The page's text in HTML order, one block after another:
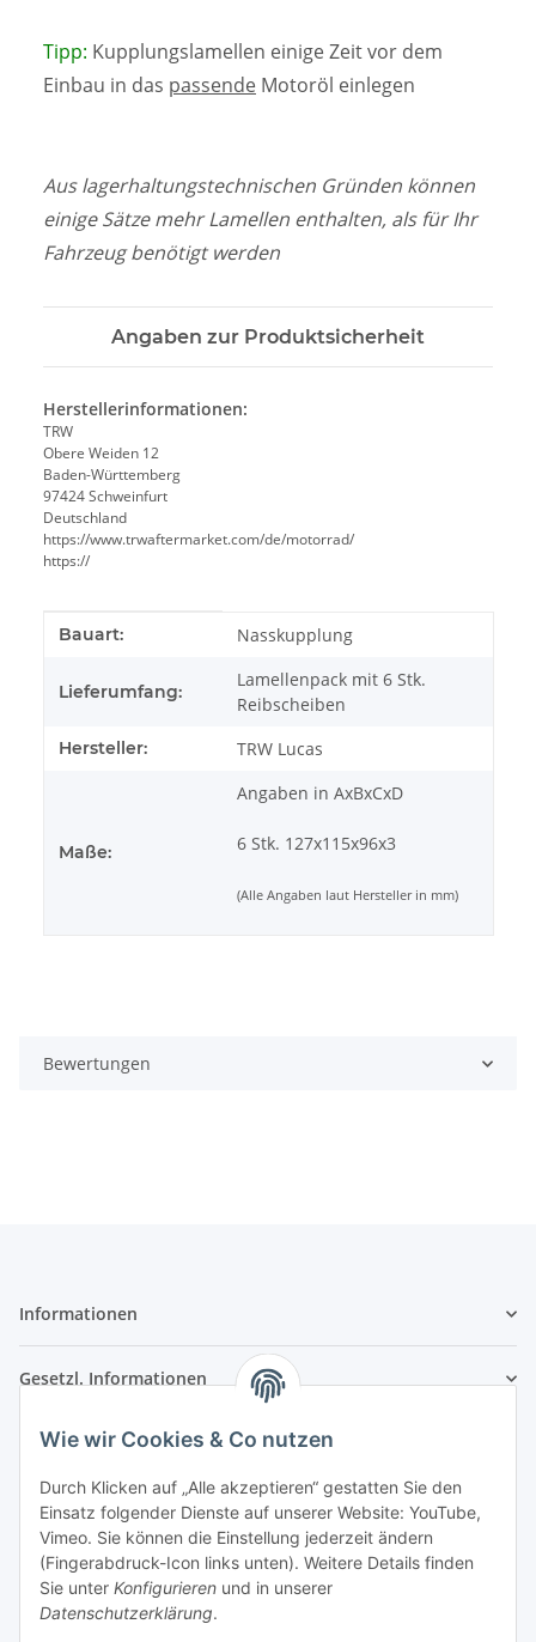
Wie wir Cookies & Co nutzen
Durch Klicken auf „Alle akzeptieren“ gestatten Sie den
Einsatz folgender Dienste auf unserer Website: YouTube,
Vimeo. Sie können die Einstellung jederzeit ändern
(Fingerabdruck-Icon links unten). Weitere Details finden
Sie unter Konfigurieren und in unserer
Datenschutzerklärung.
Tipp: Kupplungslamellen einige Zeit vor dem
Einbau in das passende Motoröl einlegen
Aus lagerhaltungstechnischen Gründen können
einige Sätze mehr Lamellen enthalten, als für Ihr
Fahrzeug benötigt werden
Angaben zur Produktsicherheit
Herstellerinformationen:
TRW
Obere Weiden 12
Baden-Württemberg
97424 Schweinfurt
Deutschland
https://www.trwaftermarket.com/de/motorrad/
https://
Produkteigenschaft
Wert
Bauart: Nasskupplung
Lieferumfang:
Lamellenpack mit 6 Stk.
Reibscheiben
Hersteller: TRW Lucas
Maße:
Angaben in AxBxCxD
6 Stk. 127x115x96x3
(Alle Angaben laut Hersteller in mm)
Bewertungen
Informationen
Gesetzl. Informationen
Kontaktinformationen
SRTM GmbH
Franz-Kleespies-Str. 27
63762 Großostheim
Deutschland
Telefon: 06026 991961